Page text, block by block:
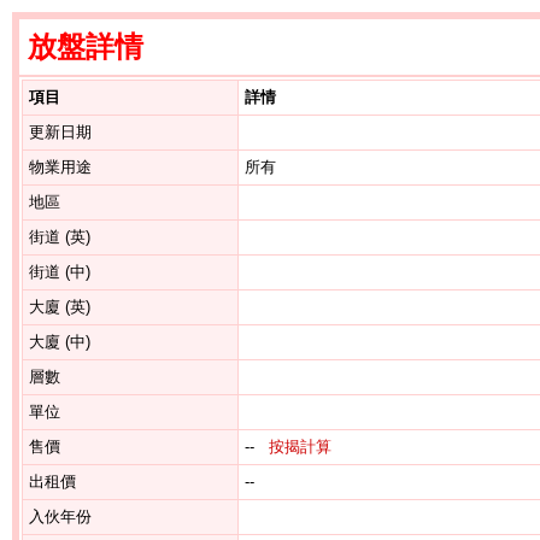
放盤詳情
項目
詳情
更新日期
物業用途
所有
地區
街道 (英)
街道 (中)
大廈 (英)
大廈 (中)
層數
單位
售價
-- 按揭計算
出租價
--
入伙年份